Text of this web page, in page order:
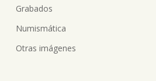
Grabados
Numismática
Otras imágenes